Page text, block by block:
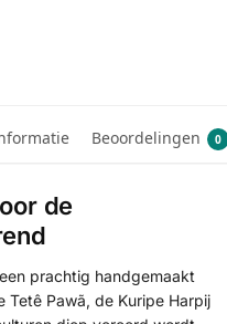
Beoordelingen 0
de
prachtig handgemaakt
Pawã, de Kuripe Harpij